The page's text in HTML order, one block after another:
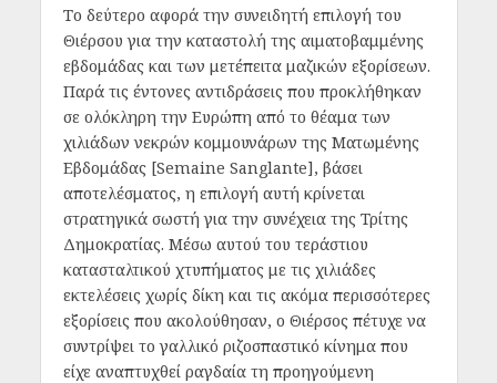
Το δεύτερο αφορά την συνειδητή επιλογή του
Θιέρσου για την καταστολή της αιματοβαμμένης
εβδομάδας και των μετέπειτα μαζικών εξορίσεων.
Παρά τις έντονες αντιδράσεις που προκλήθηκαν
σε ολόκληρη την Ευρώπη από το θέαμα των
χιλιάδων νεκρών κομμουνάρων της Ματωμένης
Εβδομάδας [Semaine Sanglante], βάσει
αποτελέσματος, η επιλογή αυτή κρίνεται
στρατηγικά σωστή για την συνέχεια της Τρίτης
Δημοκρατίας. Μέσω αυτού του τεράστιου
κατασταλτικού χτυπήματος με τις χιλιάδες
εκτελέσεις χωρίς δίκη και τις ακόμα περισσότερες
εξορίσεις που ακολούθησαν, ο Θιέρσος πέτυχε να
συντρίψει το γαλλικό ριζοσπαστικό κίνημα που
είχε αναπτυχθεί ραγδαία τη προηγούμενη